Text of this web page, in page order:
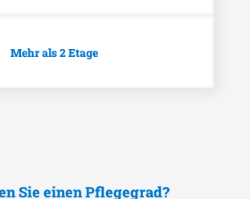
Mehr als 2 Etage
Sie einen Pflegegrad?